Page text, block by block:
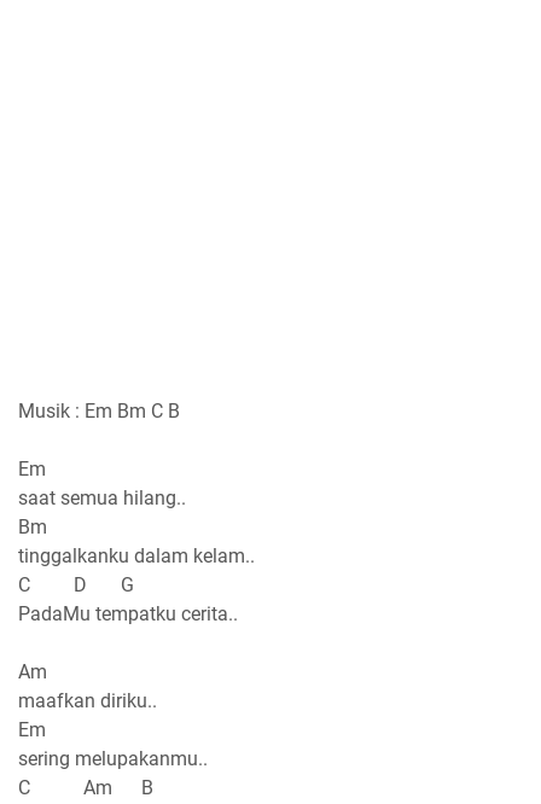
Musik : Em Bm C B
Em
saat semua hilang..
Bm
tinggalkanku dalam kelam..
C D G
PadaMu tempatku cerita..
Am
maafkan diriku..
Em
sering melupakanmu..
C Am B